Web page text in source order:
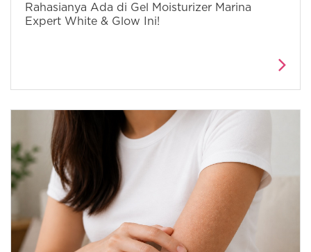
Rahasianya Ada di Gel Moisturizer Marina
Expert White & Glow Ini!